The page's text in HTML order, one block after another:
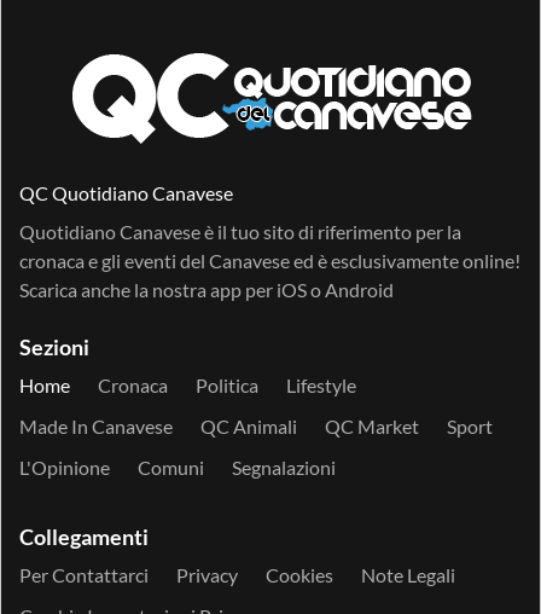
QC Quotidiano Canavese
Quotidiano Canavese è il tuo sito di riferimento per la
cronaca e gli eventi del Canavese ed è esclusivamente online!
Scarica anche la nostra app per iOSo Android
Sezioni
Home Cronaca Politica
Lifestyle
Made In Canavese
QC Animali QC Market
Sport
L'Opinione
Comuni Segnalazioni
Collegamenti
Per Contattarci Privacy Cookies
Note Legali